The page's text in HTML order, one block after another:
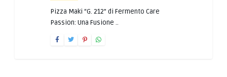
Pizza Maki “G. 212” di Fermento Care
Passion: Una Fusione ..